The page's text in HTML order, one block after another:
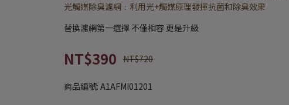
光觸媒除臭濾網﹕利用光+觸媒原理發揮抗菌和除臭效果
替換濾網第一選擇 不僅相容 更是升級
NT$390 NT$720
商品編號: A1AFMI01201